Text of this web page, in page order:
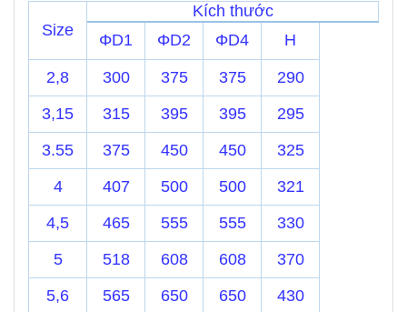
Size
Kích thước
ΦD1
ΦD2 ΦD4 H
2,8 300 375 375
290
3,15
315 395 395
295
3.55
375 450 450
325
4
407 500 500
321
4,5
465 555 555
330
5
518 608 608
370
5,6
565 650 650
430